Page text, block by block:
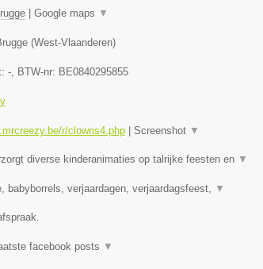
| Google maps ▼
(West-Vlaanderen)
-, BTW-nr: BE0840295855
r/clowns4.php| Screenshot ▼
diverse kinderanimaties op talrijke feesten en ▼
babyborrels, verjaardagen, verjaardagsfeest, ▼
facebook posts ▼